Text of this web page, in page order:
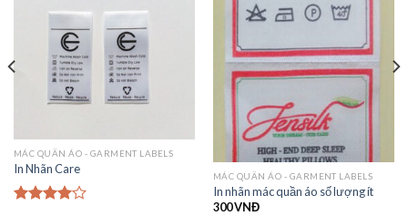
MÁC QUẦN ÁO - GARMENT LABELS
In Nhãn Care MÁC QUẦN ÁO - GARMENT LABELS
In nhãn mác quần áo số lượng ít
300VNĐ